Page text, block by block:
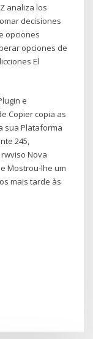
analiza los
decisiones
opciones
opciones de
El
e
Copier copia as
sua Plataforma
245,
Nova
Mostrou-lhe um
mais tarde às